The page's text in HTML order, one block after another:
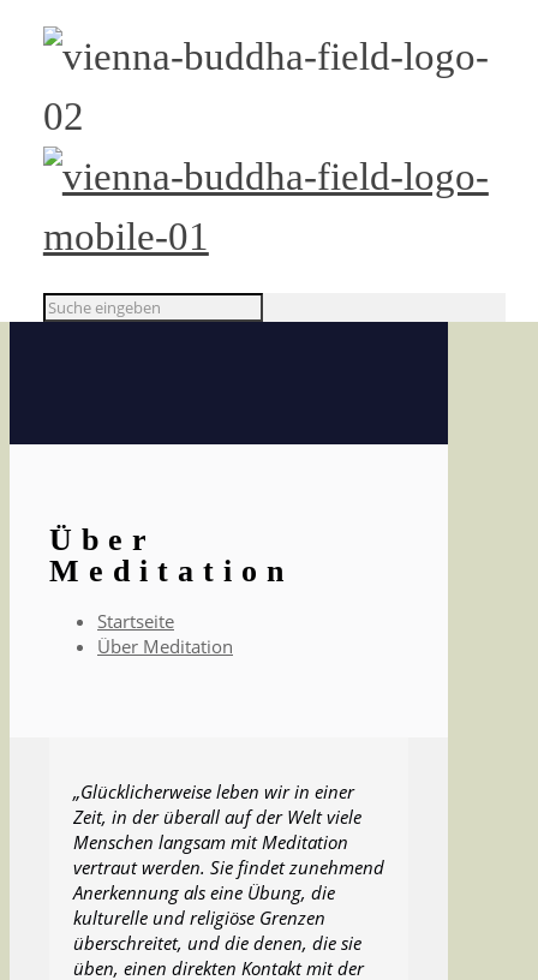
Über
Meditation
Startseite
Über Meditation
„Glücklicherweise leben wir in einer
Zeit, in der überall auf der Welt viele
Menschen langsam mit Meditation
vertraut werden. Sie findet zunehmend
Anerkennung als eine Übung, die
kulturelle und religiöse Grenzen
überschreitet, und die denen, die sie
üben, einen direkten Kontakt mit der